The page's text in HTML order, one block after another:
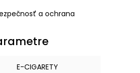
E-CIGARETY